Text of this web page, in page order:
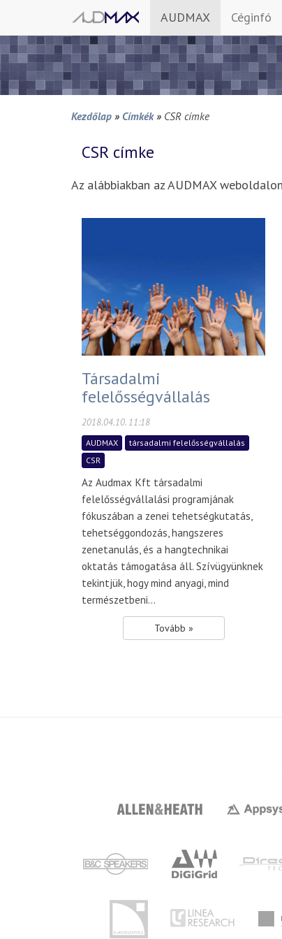
AUDMAX Céginfó
Kezdőlap » Címkék » CSR címke
CSR címke
Az alábbiakban az AUDMAX
Társadalmi
felelősségvállalás
2018.04.10. 11:18
AUDMAX
társadalmi felelősségvállalás
CSR
Az Audmax Kft társadalmi
felelősségvállalási programjának
fókuszában a zenei tehetségkutatás,
tehetséggondozás, hangszeres
zenetanulás, és a hangtechnikai
oktatás támogatása áll. Szívügyünknek
tekintjük, hogy mind anyagi, mind
természetbeni...
Tovább »